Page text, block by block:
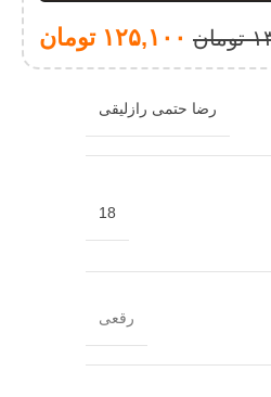
تومان ۱۲۵,۱۰۰ تومان
رضا حتمی رازلیقی
18
رقعی